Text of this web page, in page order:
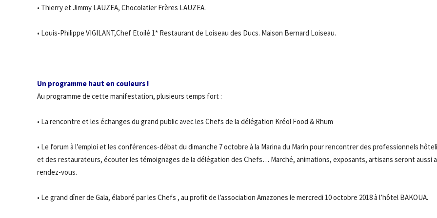
• Thierry et Jimmy LAUZEA, Chocolatier Frères LAUZEA.
• Louis-Philippe VIGILANT,Chef Etoilé 1* Restaurant de Loiseau des Ducs. Maison Bernard Loiseau.
Un programme haut en couleurs !
Au programme de cette manifestation, plusieurs temps fort :
• La rencontre et les échanges du grand public avec les Chefs de la délégation Kréol Food & Rhum
• Le forum à l’emploi et les conférences-débat du dimanche 7 octobre à la Marina du Marin pour rencontrer des professionnels
et des restaurateurs, écouter les témoignages de la délégation des Chefs… Marché, animations, exposants, artisans seront aussi
rendez-vous.
• Le grand dîner de Gala, élaboré par les Chefs , au profit de l’association Amazones le mercredi 10 octobre 2018 à l’hôtel BAKOUA.